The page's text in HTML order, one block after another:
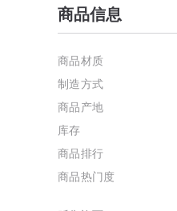
商品信息
商品材质
制造方式
商品产地
库存
商品排行
商品热门度